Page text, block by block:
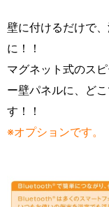
壁に付けるだけで
に！！
マグネット式のス
ー壁パネルに、ど
す！！
※オプションです。